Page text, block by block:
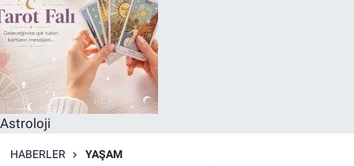
Astroloji
HABERLER YAŞAM